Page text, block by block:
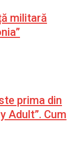
militară
prima din
Adult”. Cum